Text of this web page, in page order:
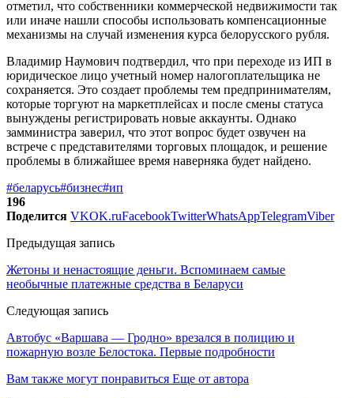
отметил, что собственники коммерческой недвижимости так
или иначе нашли способы использовать компенсационные
механизмы на случай изменения курса белорусского рубля.
Владимир Наумович подтвердил, что при переходе из ИП в
юридическое лицо учетный номер налогоплательщика не
сохраняется. Это создает проблемы тем предпринимателям,
которые торгуют на маркетплейсах и после смены статуса
вынуждены регистрировать новые аккаунты. Однако
замминистра заверил, что этот вопрос будет озвучен на
встрече с представителями торговых площадок, и решение
проблемы в ближайшее время наверняка будет найдено.
#беларусь#бизнес#ип
196
Поделится VKOK.ruFacebookTwitterWhatsAppTelegramViber
Предыдущая запись
Жетоны и ненастоящие деньги. Вспоминаем самые
необычные платежные средства в Беларуси
Следующая запись
Автобус «Варшава — Гродно» врезался в полицию и
пожарную возле Белостока. Первые подробности
Вам также могут понравиться Еще от автора